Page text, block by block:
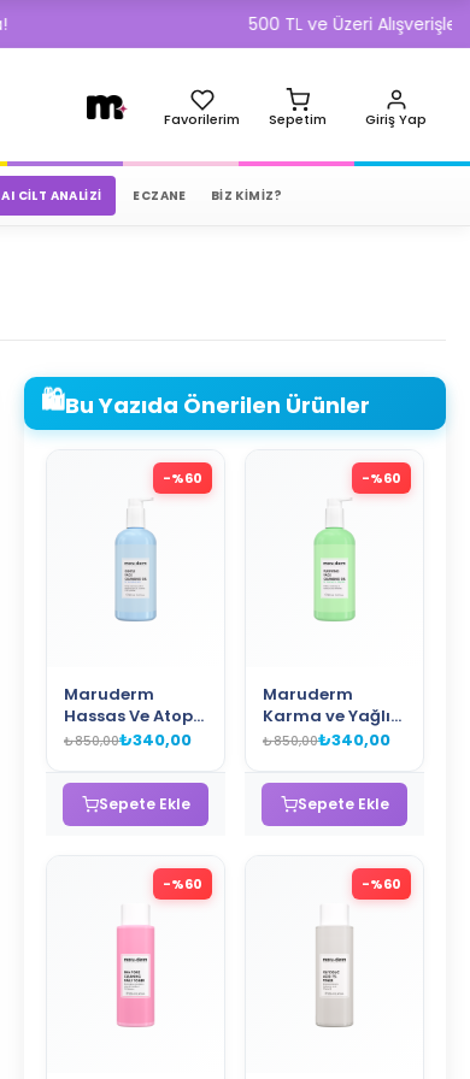
500 TL ve Üzeri Alışverişlerde Kargo
Favorilerim Sepetim Giriş Yap
AI CILT ANALIZI ECZANE BİZ KİMİZ?
🛍️Bu Yazıda Önerilen Ürünler
-%60
Maruderm
Hassas Ve Atopik
Ciltler İçin Yüz
400 ML
₺850,00₺340,00
Sepete Ekle
-%60
Maruderm
Karma ve Yağlı
Ciltlere Özel
Temizleme Jeli
400 ML
₺850,00₺340,00
Sepete Ekle
-%60 -%60